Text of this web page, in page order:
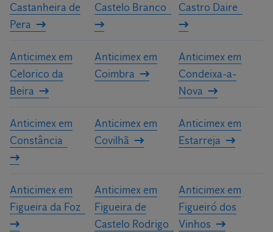
Castanheira de
Pera
Castelo Branco
Castro Daire
Anticimex em
Celorico da
Beira
Anticimex em
Coimbra
Anticimex em
Condeixa-a-
Nova
Anticimex em
Constância
Anticimex em
Covilhã
Anticimex em
Estarreja
Anticimex em
Figueira da Foz
Anticimex em
Figueira de
Castelo Rodrigo
Anticimex em
Figueiró dos
Vinhos